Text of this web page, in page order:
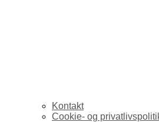
Kontakt
Cookie- og